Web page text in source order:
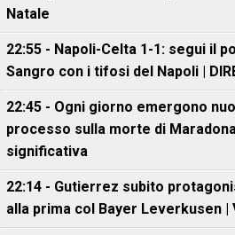
Natale
22:55 - Napoli-Celta 1-1: segui il
Sangro con i tifosi del Napoli |
22:45 - Ogni giorno emergono
processo sulla morte di
significativa
22:14 - Gutierrez subito
alla prima col Bayer Leverkusen |